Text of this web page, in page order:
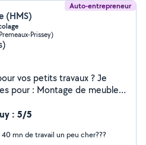
Auto-entrepreneur
(HMS)
Prissey)
vos petits travaux ? Je
de meubles
: 5/5
pour 40 mn de travail un peu cher???